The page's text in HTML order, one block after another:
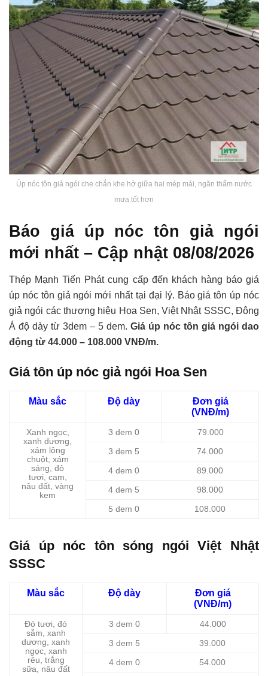
Úp nóc tôn giả ngói che chắn khe hở giữa hai mép mái, ngăn thấm nước
mưa tốt hơn
Báo giá úp nóc tôn giả ngói
mới nhất – Cập nhật 08/08/2026
Thép Mạnh Tiến Phát cung cấp đến khách hàng báo giá
úp nóc tôn giả ngói mới nhất tại đại lý. Báo giá tôn úp nóc
giả ngói các thương hiệu Hoa Sen, Việt Nhật SSSC, Đông
Á độ dày từ 3dem – 5 dem. Giá úp nóc tôn giả ngói dao
động từ 44.000 – 108.000 VNĐ/m.
Giá tôn úp nóc giả ngói Hoa Sen
Màu sắc Độ dày
Đơn giá
(VNĐ/m)
Xanh ngọc,
xanh dương,
xám lông
chuột, xám
sáng, đỏ
tươi, cam,
nâu đất, vàng
kem
3 dem 0 79.000
3 dem 5 74.000
4 dem 0 89.000
4 dem 5 98.000
5 dem 0 108.000
Giá úp nóc tôn sóng ngói Việt Nhật
SSSC
Màu sắc Độ dày
Đơn giá
(VNĐ/m)
Đỏ tươi, đỏ
sẫm, xanh
dương, xanh
ngọc, xanh
rêu, trắng
sữa, nâu đất
3 dem 0 44.000
3 dem 5 39.000
4 dem 0 54.000